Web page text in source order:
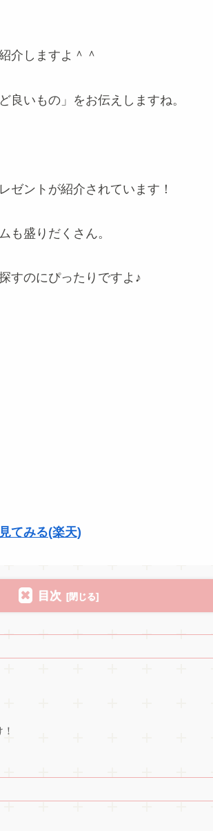
介しますよ＾＾
良いもの」をお伝えしますね。
ゼントが紹介されています！
も盛りだくさん。
すのにぴったりですよ♪
てみる(楽天)
目次